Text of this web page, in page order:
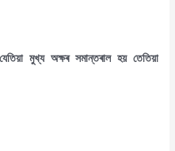
মুখ্য অক্ষৰ সমান্তৰাল হয় তেতিয়া